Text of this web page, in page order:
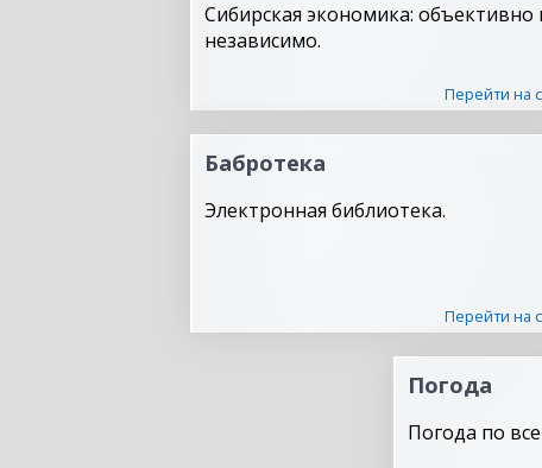
Сибирская экономика: объективно
независимо.
Перейти на
Бабротека
Электронная библиотека.
Перейти на
Погода
Погода по